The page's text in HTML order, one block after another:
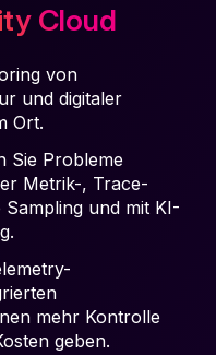
Cloud
von
und digitaler
Ort.
Sie Probleme
Metrik-, Trace-
und mit KI-
mehr Kontrolle
geben.